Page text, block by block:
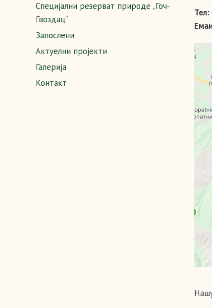
Специјални резерват природе „Гоч-
Гвоздац“
Запослени
Актуелни пројекти
Галерија
Контакт
Тел: